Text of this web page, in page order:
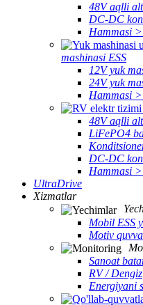
48V aqlli
DC-DC
Hammasi
mashinasi ESS
12V yuk
24V yuk
Hammasi
48V aqlli
LiFePO4
DC-DC
Hammasi
UltraDrive
Xizmatlar
Mobil ESS
Motiv
Sanoat
RV / Dengiz
Energiyani